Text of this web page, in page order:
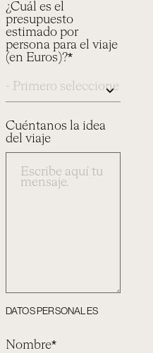
¿Cuál es el
presupuesto
estimado por
persona para el viaje
(en Euros)?*
Cuéntanos la idea
del viaje
DATOS PERSONALES
Nombre*